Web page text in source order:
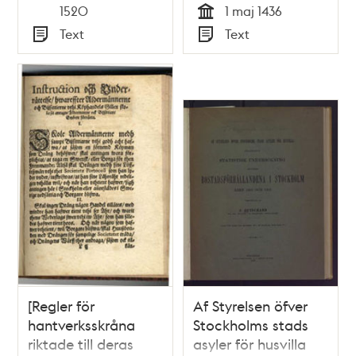
1520
Typ
Text Tid
1 maj 1436
Typ
Text
[Regler för
hantverksskråna
riktade till deras
Af Styrelsen öfver
Stockholms stads
asyler för husvilla